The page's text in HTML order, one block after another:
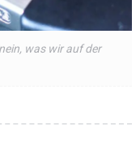
was wir auf der